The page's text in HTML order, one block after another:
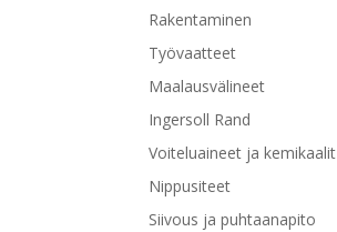
Rakentaminen
Työvaatteet
Maalausvälineet
Ingersoll Rand
Voiteluaineet ja kemikaalit
Nippusiteet
Siivous ja puhtaanapito